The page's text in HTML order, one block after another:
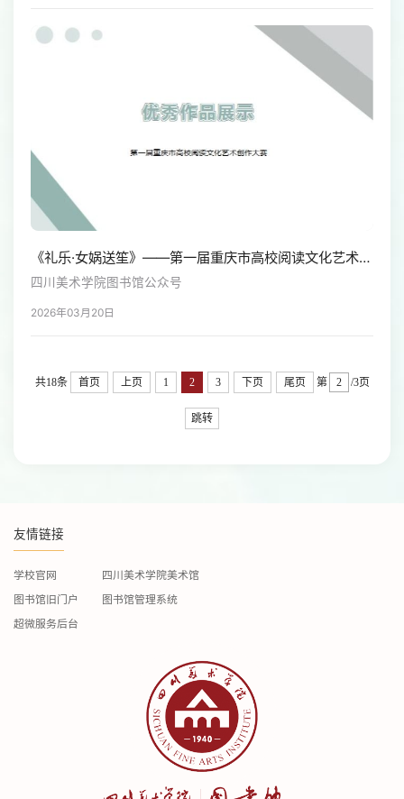
《礼乐·女娲送笙》——第一届重庆市高校阅读文化艺术创作大赛
四川美术学院图书馆公众号
2026年03月20日
共18条 首页 上页 1 2 3 下页 尾页 第 /3页
跳转
友情链接
学校官网
四川美术学院美术馆
图书馆旧门户
图书馆管理系统
超微服务后台